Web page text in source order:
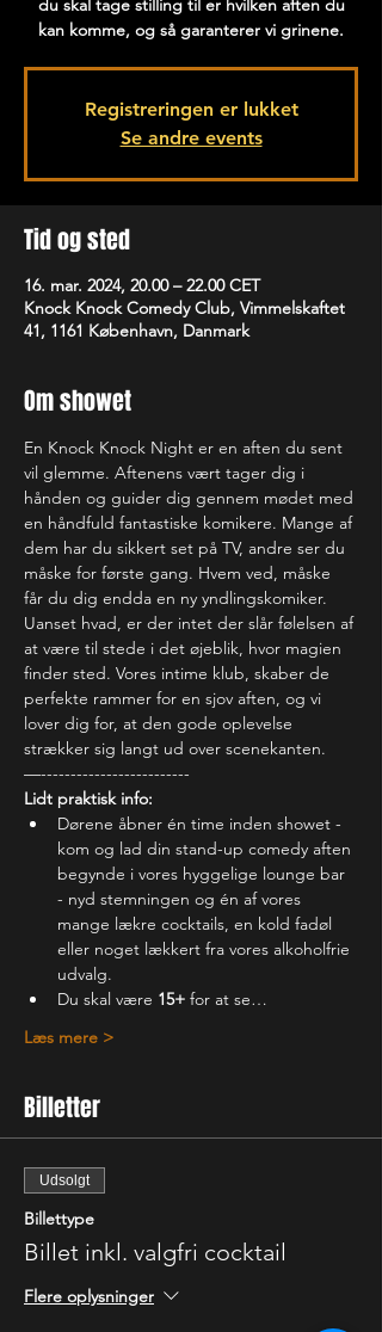
du skal tage stilling til er hvilken aften du
kan komme, og så garanterer vi grinene.
Registreringen er lukket
Se andre events
Tid og sted
16. mar. 2024, 20.00 – 22.00 CET
Knock Knock Comedy Club, Vimmelskaftet
41, 1161 København, Danmark
Om showet
En Knock Knock Night er en aften du sent
vil glemme. Aftenens vært tager dig i
hånden og guider dig gennem mødet med
en håndfuld fantastiske komikere. Mange af
dem har du sikkert set på TV, andre ser du
måske for første gang. Hvem ved, måske
får du dig endda en ny yndlingskomiker.
Uanset hvad, er der intet der slår følelsen af
at være til stede i det øjeblik, hvor magien
finder sted. Vores intime klub, skaber de
perfekte rammer for en sjov aften, og vi
lover dig for, at den gode oplevelse
strækker sig langt ud over scenekanten.
—-------------------------
Lidt praktisk info:
Dørene åbner én time inden showet -
kom og lad din stand-up comedy aften
begynde i vores hyggelige lounge bar
- nyd stemningen og én af vores
mange lækre cocktails, en kold fadøl
eller noget lækkert fra vores alkoholfrie
udvalg.
Du skal være 15+ for at se…
Læs mere >
Billetter
Udsolgt
Billettype
Billet inkl. valgfri cocktail
Flere oplysninger